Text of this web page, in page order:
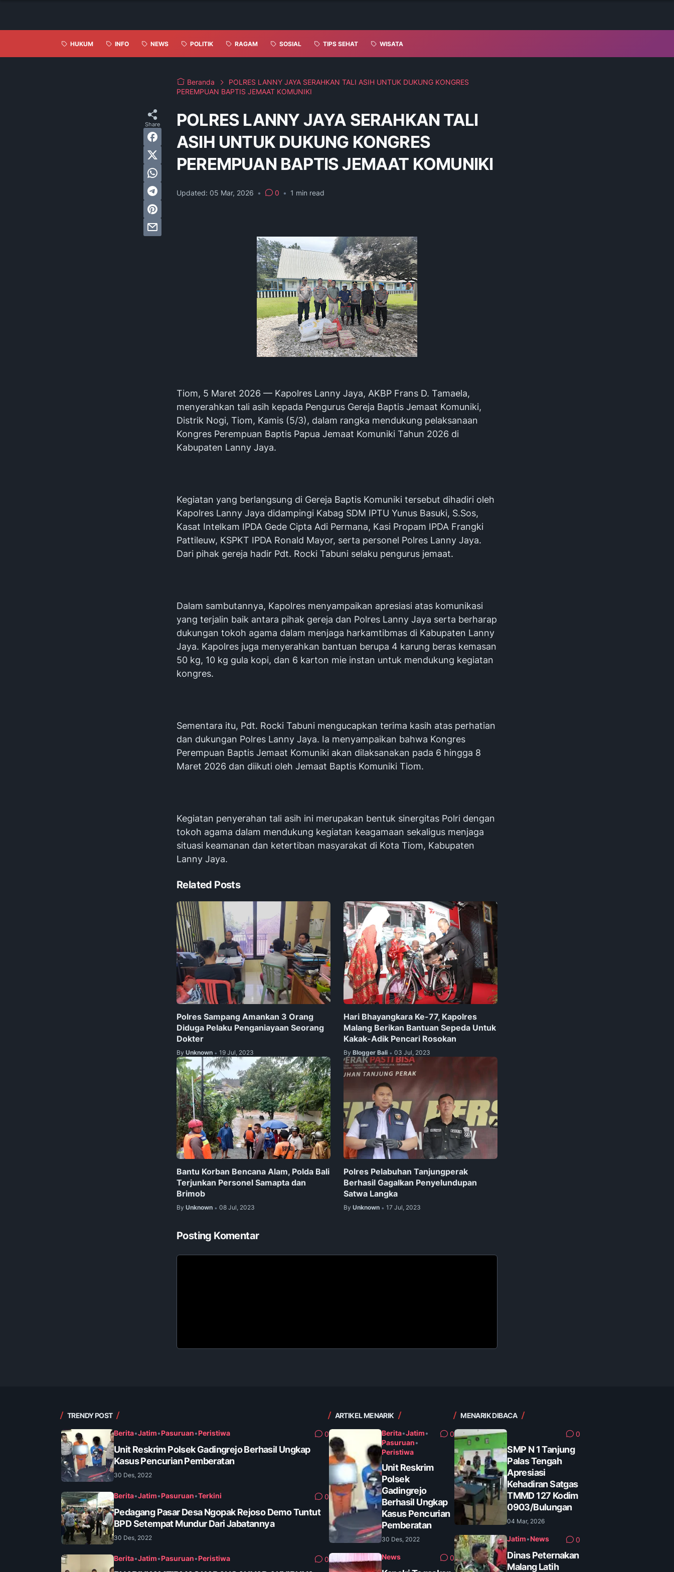
HUKUM INFO NEWS POLITIK RAGAM SOSIAL TIPS SEHAT WISATA
Beranda
POLRES LANNY JAYA SERAHKAN TALI ASIH UNTUK DUKUNG KONGRES
PEREMPUAN BAPTIS JEMAAT KOMUNIKI
POLRES LANNY JAYA SERAHKAN TALI
ASIH UNTUK DUKUNG KONGRES
PEREMPUAN BAPTIS JEMAAT KOMUNIKI
Updated: 05 Mar, 2026 • 0 • 1 min read
Tiom, 5 Maret 2026 — Kapolres Lanny Jaya, AKBP Frans D. Tamaela,
menyerahkan tali asih kepada Pengurus Gereja Baptis Jemaat Komuniki,
Distrik Nogi, Tiom, Kamis (5/3), dalam rangka mendukung pelaksanaan
Kongres Perempuan Baptis Papua Jemaat Komuniki Tahun 2026 di
Kabupaten Lanny Jaya.
Kegiatan yang berlangsung di Gereja Baptis Komuniki tersebut dihadiri oleh
Kapolres Lanny Jaya didampingi Kabag SDM IPTU Yunus Basuki, S.Sos,
Kasat Intelkam IPDA Gede Cipta Adi Permana, Kasi Propam IPDA Frangki
Pattileuw, KSPKT IPDA Ronald Mayor, serta personel Polres Lanny Jaya.
Dari pihak gereja hadir Pdt. Rocki Tabuni selaku pengurus jemaat.
Dalam sambutannya, Kapolres menyampaikan apresiasi atas komunikasi
yang terjalin baik antara pihak gereja dan Polres Lanny Jaya serta berharap
dukungan tokoh agama dalam menjaga harkamtibmas di Kabupaten Lanny
Jaya. Kapolres juga menyerahkan bantuan berupa 4 karung beras kemasan
50 kg, 10 kg gula kopi, dan 6 karton mie instan untuk mendukung kegiatan
kongres.
Sementara itu, Pdt. Rocki Tabuni mengucapkan terima kasih atas perhatian
dan dukungan Polres Lanny Jaya. Ia menyampaikan bahwa Kongres
Perempuan Baptis Jemaat Komuniki akan dilaksanakan pada 6 hingga 8
Maret 2026 dan diikuti oleh Jemaat Baptis Komuniki Tiom.
Kegiatan penyerahan tali asih ini merupakan bentuk sinergitas Polri dengan
tokoh agama dalam mendukung kegiatan keagamaan sekaligus menjaga
situasi keamanan dan ketertiban masyarakat di Kota Tiom, Kabupaten
Lanny Jaya.
Related Posts
Polres Sampang Amankan 3 Orang
Diduga Pelaku Penganiayaan Seorang
Dokter
By Unknown • 19 Jul, 2023
Hari Bhayangkara Ke-77, Kapolres
Malang Berikan Bantuan Sepeda Untuk
Kakak-Adik Pencari Rosokan
By Blogger Bali • 03 Jul, 2023
Bantu Korban Bencana Alam, Polda Bali
Terjunkan Personel Samapta dan
Brimob
By Unknown • 08 Jul, 2023
Polres Pelabuhan Tanjungperak
Berhasil Gagalkan Penyelundupan
Satwa Langka
By Unknown • 17 Jul, 2023
Posting Komentar
TRENDY POST
Berita•Jatim•Pasuruan•Peristiwa 0
Unit Reskrim Polsek Gadingrejo Berhasil Ungkap
Kasus Pencurian Pemberatan
30 Des, 2022
Berita•Jatim•Pasuruan•Terkini 0
Pedagang Pasar Desa Ngopak Rejoso Demo Tuntut
BPD Setempat Mundur Dari Jabatannya
30 Des, 2022
Berita•Jatim•Pasuruan•Peristiwa 0
ARTIKEL MENARIK
Berita•Jatim•
Pasuruan•
Peristiwa
0
Unit Reskrim
Polsek
Gadingrejo
Berhasil Ungkap
Kasus Pencurian
Pemberatan
30 Des, 2022
News 0
MENARIK DIBACA
0
SMP N 1 Tanjung
Palas Tengah
Apresiasi
Kehadiran Satgas
TMMD 127 Kodim
0903/Bulungan
04 Mar, 2026
Jatim•News 0
Dinas Peternakan
Malang Latih